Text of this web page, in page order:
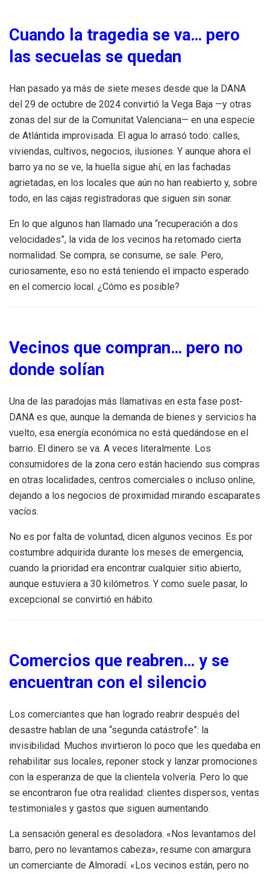
Cuando la tragedia se va… pero
las secuelas se quedan
Han pasado ya más de siete meses desde que la DANA
del 29 de octubre de 2024 convirtió la Vega Baja —y otras
zonas del sur de la Comunitat Valenciana— en una especie
de Atlántida improvisada. El agua lo arrasó todo: calles,
viviendas, cultivos, negocios, ilusiones. Y aunque ahora el
barro ya no se ve, la huella sigue ahí, en las fachadas
agrietadas, en los locales que aún no han reabierto y, sobre
todo, en las cajas registradoras que siguen sin sonar.
En lo que algunos han llamado una “recuperación a dos
velocidades”, la vida de los vecinos ha retomado cierta
normalidad. Se compra, se consume, se sale. Pero,
curiosamente, eso no está teniendo el impacto esperado
en el comercio local. ¿Cómo es posible?
Vecinos que compran… pero no
donde solían
Una de las paradojas más llamativas en esta fase post-
DANA es que, aunque la demanda de bienes y servicios ha
vuelto, esa energía económica no está quedándose en el
barrio. El dinero se va. A veces literalmente. Los
consumidores de la zona cero están haciendo sus compras
en otras localidades, centros comerciales o incluso online,
dejando a los negocios de proximidad mirando escaparates
vacíos.
No es por falta de voluntad, dicen algunos vecinos. Es por
costumbre adquirida durante los meses de emergencia,
cuando la prioridad era encontrar cualquier sitio abierto,
aunque estuviera a 30 kilómetros. Y como suele pasar, lo
excepcional se convirtió en hábito.
Comercios que reabren… y se
encuentran con el silencio
Los comerciantes que han logrado reabrir después del
desastre hablan de una “segunda catástrofe”: la
invisibilidad. Muchos invirtieron lo poco que les quedaba en
rehabilitar sus locales, reponer stock y lanzar promociones
con la esperanza de que la clientela volvería. Pero lo que
se encontraron fue otra realidad: clientes dispersos, ventas
testimoniales y gastos que siguen aumentando.
La sensación general es desoladora. «Nos levantamos del
barro, pero no levantamos cabeza», resume con amargura
un comerciante de Almoradí. «Los vecinos están, pero no